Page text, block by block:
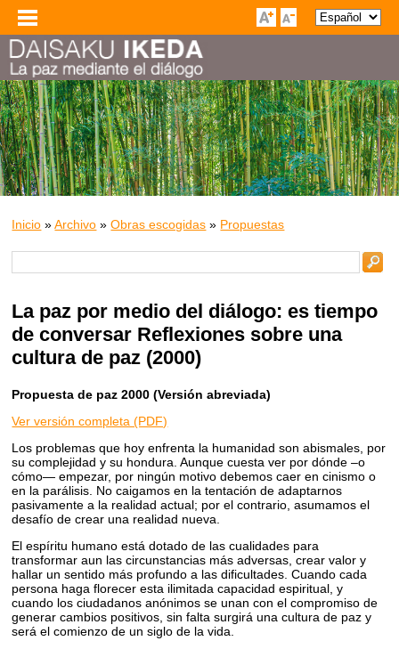
Inicio »Archivo »Obras escogidas » Propuestas
La paz por medio del diálogo: es tiempo
de conversar Reflexiones sobre una
cultura de paz (2000)
Propuesta de paz 2000 (Versión abreviada)
Ver versión completa (PDF)
Los problemas que hoy enfrenta la humanidad son abismales, por
su complejidad y su hondura. Aunque cuesta ver por dónde –o
cómo— empezar, por ningún motivo debemos caer en cinismo o
en la parálisis. No caigamos en la tentación de adaptarnos
pasivamente a la realidad actual; por el contrario, asumamos el
desafío de crear una realidad nueva.
El espíritu humano está dotado de las cualidades para
transformar aun las circunstancias más adversas, crear valor y
hallar un sentido más profundo a las dificultades. Cuando cada
persona haga florecer esta ilimitada capacidad espiritual, y
cuando los ciudadanos anónimos se unan con el compromiso de
generar cambios positivos, sin falta surgirá una cultura de paz y
será el comienzo de un siglo de la vida.